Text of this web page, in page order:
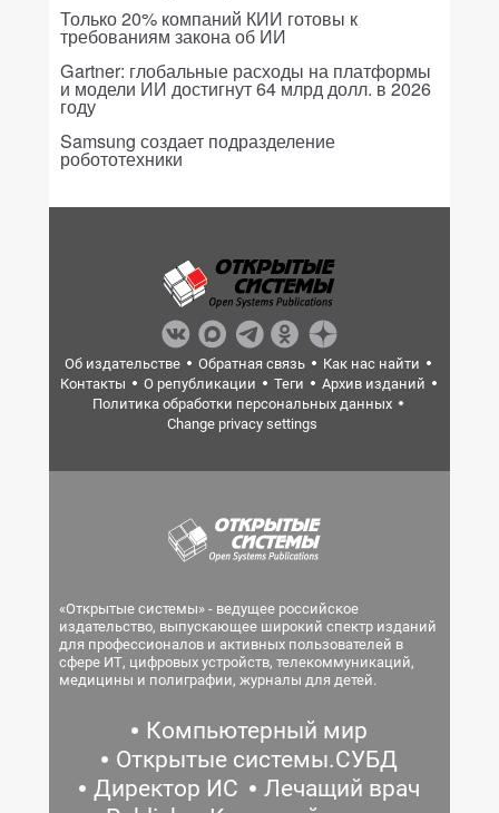
Только 20% компаний КИИ готовы к
требованиям закона об ИИ
Gartner: глобальные расходы на платформы
и модели ИИ достигнут 64 млрд долл. в 2026
году
Samsung создает подразделение
робототехники
Об издательстве Обратная связь
Как нас найти
Контакты
О републикации Теги
Архив изданий
Политика обработки персональных данных
Change privacy settings
«Открытые системы» - ведущее российское
издательство, выпускающее широкий спектр изданий
для профессионалов и активных пользователей в
сфере ИТ, цифровых устройств, телекоммуникаций,
медицины и полиграфии, журналы для детей.
Компьютерный мир
Открытые системы.СУБД
Директор ИС
Лечащий врач